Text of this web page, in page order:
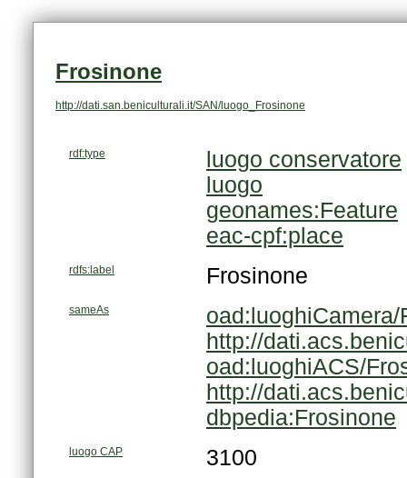
Frosinone
http://dati.san.beniculturali.it/SAN/luogo_Frosinone
rdf:type
luogo conservatore
luogo
geonames:Feature
eac-cpf:place
rdfs:label Frosinone
sameAs
oad:luoghiCamera/
http://
oad:luoghiACS/
http://
dbpedia:Frosinone
luogo CAP 3100